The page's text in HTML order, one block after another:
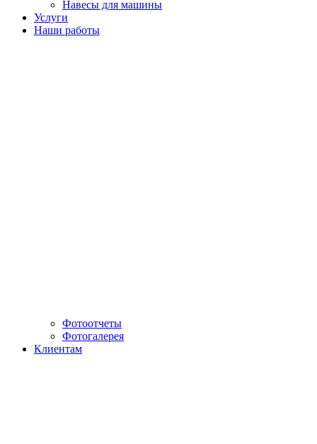
Навесы для машины
Услуги
Наши работы
Фотоотчеты
Фотогалерея
Клиентам